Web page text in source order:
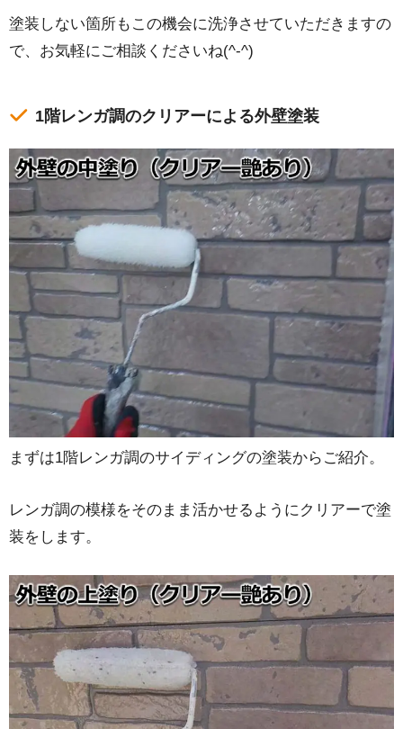
塗装しない箇所もこの機会に洗浄させていただきますの
で、お気軽にご相談くださいね(^-^)
1階レンガ調のクリアーによる外壁塗装
まずは1階レンガ調のサイディングの塗装からご紹介。
レンガ調の模様をそのまま活かせるようにクリアーで塗
装をします。